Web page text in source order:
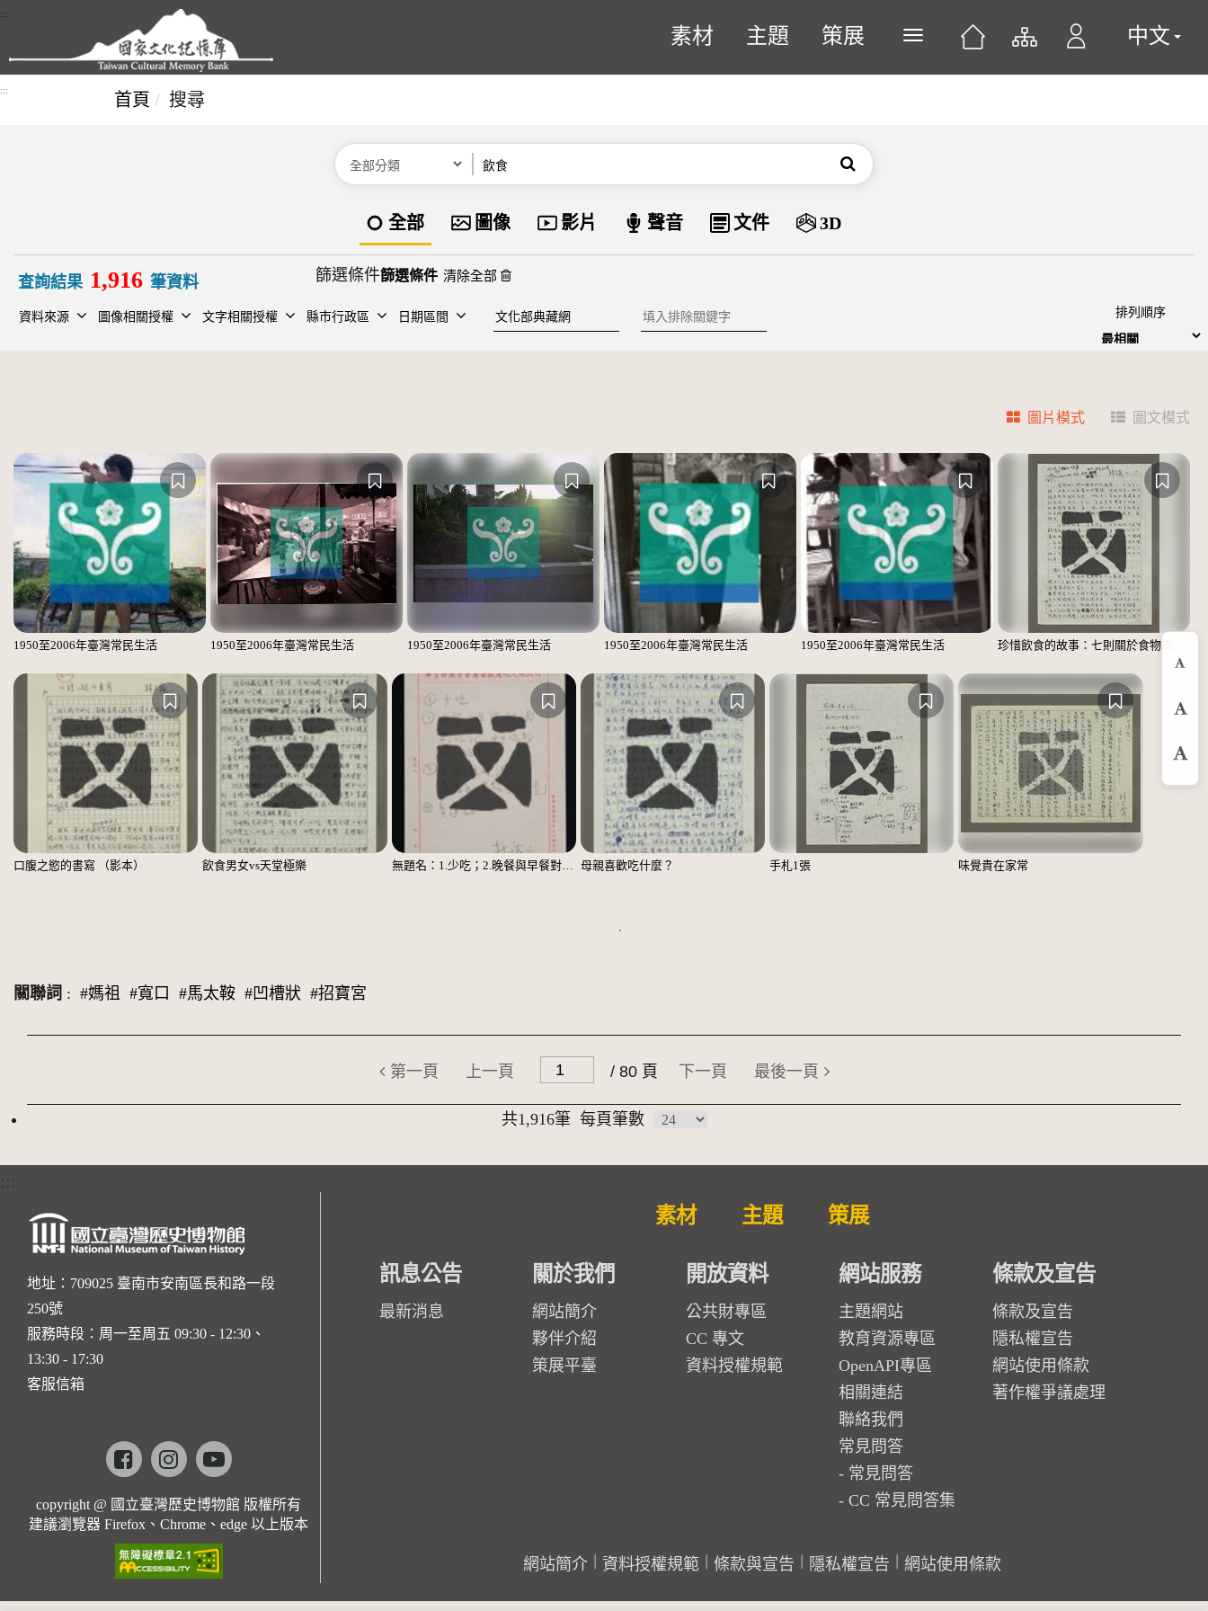
跳到主要內容區塊
:::
素材 主題 策展 展開或關閉主選單 中文
::: 首頁 搜尋
分類 搜尋
資料類型
全部 圖像 影片 聲音 文件 3D
查詢結果 1,916 筆資料 篩選條件 清除全部
資料來源 圖像相關授權 文字相關授權 縣市行政區 日期區間 建檔單位 排除關鍵字 排列順序
圖片模式 圖文模式
1950至2006年臺灣常民生活 1950至2006年臺灣常民生活 1950至2006年臺灣常民生活 1950至2006年臺灣常民生活 1950至2006年臺灣常民生活
口腹之慾的書寫 （影本） 飲食男女vs天堂極樂 無題名：1.少吃；2.晚餐與早餐對調……；3.主副食對調……；4.多運動 母親喜歡吃什麼？ 手札1張 味覺貴在家常
關聯詞 : #媽祖 #寬口 #馬太鞍 #凹槽狀 #招寶宮
第一頁 上一頁 / 80 頁 下一頁 最後一頁
共1,916筆 每頁筆數
放
:::
地址：709025 臺南市安南區長和路一段
250號
服務時段：周一至周五 09:30 - 12:30、
13:30 - 17:30
客服信箱
Facebookinstagramyoutube
copyright @ 國立臺灣歷史博物館 版權所有
建議瀏覽器 Firefox、Chrome、edge 以上版本
素材 主題 策展
訊息公告
最新消息
關於我們
網站簡介
夥伴介紹
策展平臺
開放資料
公共財專區
CC 專文
資料授權規範
網站服務
主題網站
教育資源專區
OpenAPI專區
相關連結
聯絡我們
常見問答
常見問答
CC 常見問答集
條款及宣告
條款及宣告
隱私權宣告
網站使用條款
著作權爭議處理
網站簡介 資料授權規範 條款與宣告 隱私權宣告 網站使用條款